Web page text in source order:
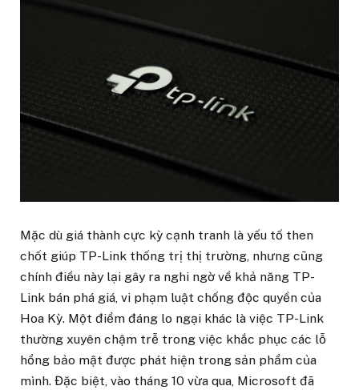
Mặc dù giá thành cực kỳ cạnh tranh là yếu tố then
chốt giúp TP-Link thống trị thị trường, nhưng cũng
chính điều này lại gây ra nghi ngờ về khả năng TP-
Link bán phá giá, vi phạm luật chống độc quyền của
Hoa Kỳ. Một điểm đáng lo ngại khác là việc TP-Link
thường xuyên chậm trễ trong việc khắc phục các lỗ
hổng bảo mật được phát hiện trong sản phẩm của
mình. Đặc biệt, vào tháng 10 vừa qua, Microsoft đã